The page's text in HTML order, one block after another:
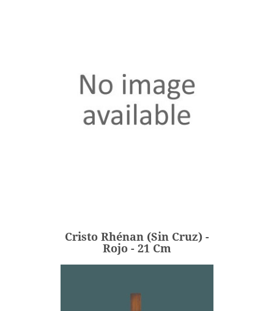
Cristo Rhénan (sin Cruz) -
Rojo - 21 Cm
AÑADIR